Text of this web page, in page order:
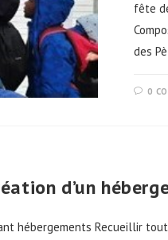
fête
des
0
d’un
hébergements Recueillir